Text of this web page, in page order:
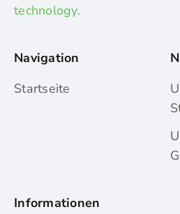
technology.
Navigation
Startseite
Informationen